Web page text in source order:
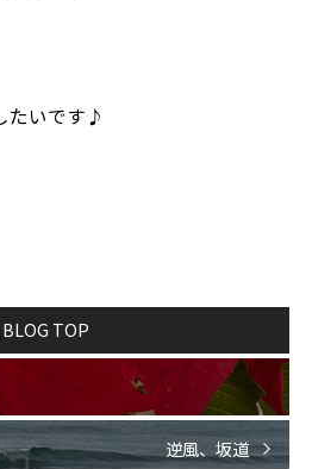
たいです♪
BLOG TOP
逆風、坂道